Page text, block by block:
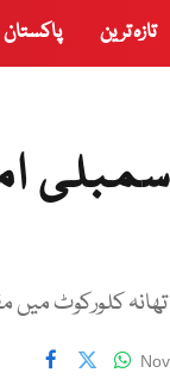
تازہ ترین پاکستان
کلورکوٹ میں